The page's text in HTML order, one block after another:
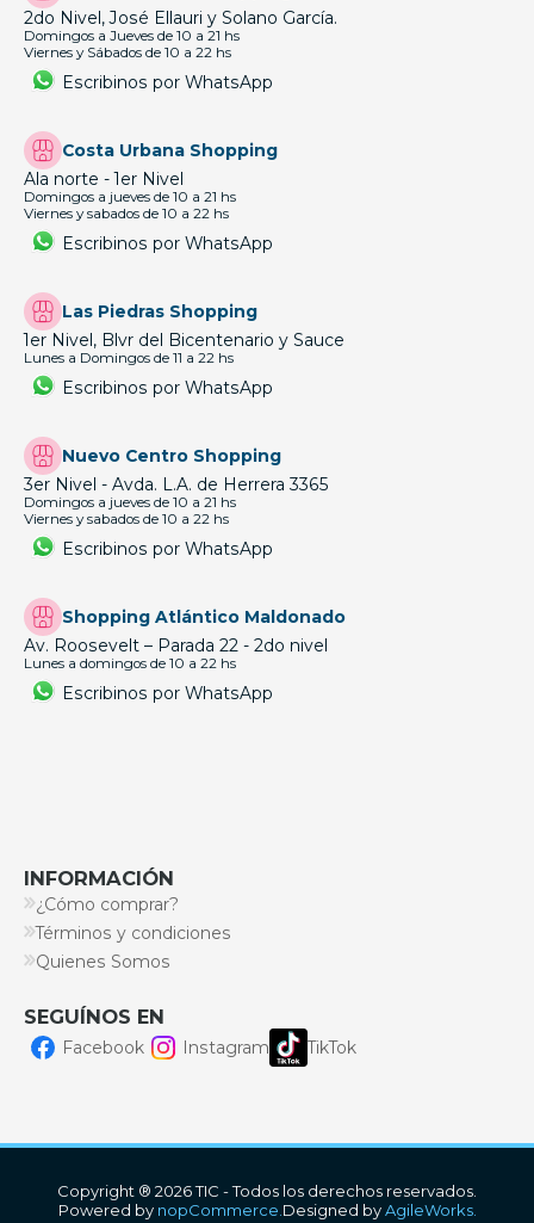
2do Nivel, José Ellauri y Solano García.
Domingos a Jueves de 10 a 21 hs
Viernes y Sábados de 10 a 22 hs
Escribinos por WhatsApp
Costa Urbana Shopping
Ala norte - 1er Nivel
Domingos a jueves de 10 a 21 hs
Viernes y sabados de 10 a 22 hs
Escribinos por WhatsApp
Las Piedras Shopping
1er Nivel, Blvr del Bicentenario y Sauce
Lunes a Domingos de 11 a 22 hs
Escribinos por WhatsApp
Nuevo Centro Shopping
3er Nivel - Avda. L.A. de Herrera 3365
Domingos a jueves de 10 a 21 hs
Viernes y sabados de 10 a 22 hs
Escribinos por WhatsApp
Shopping Atlántico Maldonado
Av. Roosevelt – Parada 22 - 2do nivel
Lunes a domingos de 10 a 22 hs
Escribinos por WhatsApp
INFORMACIÓN
¿Cómo comprar?
Términos y condiciones
Quienes Somos
SEGUÍNOS EN
Facebook Instagram TikTok
Copyright ® 2026 TIC - Todos los derechos reservados.
Powered by nopCommerce. Designed byAgileWorks.